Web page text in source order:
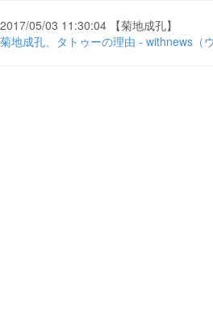
2017/05/03 11:30:04 【菊地成孔】
菊地成孔、タトゥーの理由 - withnews（